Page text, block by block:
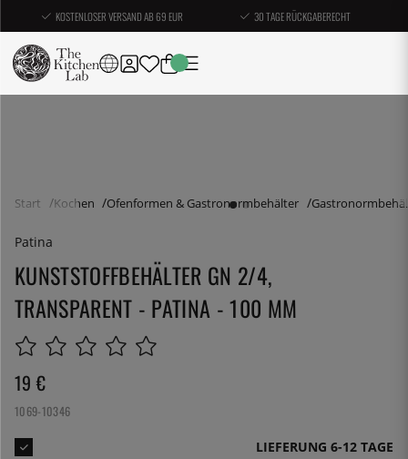
KOSTENLOSER VERSAND AB 69 EUR 30 TAGE RÜCKGABERECHT
Start Kochen Ofenformen & Gastronormbehälter
Patina
KUNSTSTOFFBEHÄLTER GN 2/4,
TRANSPARENT - PATINA - 100 MM
19 €
1069-10346
LIEFERUNG 6-12 TAGE